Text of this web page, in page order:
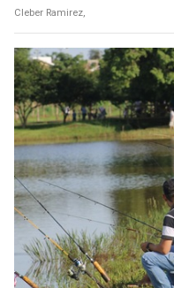
Cleber Ramirez,